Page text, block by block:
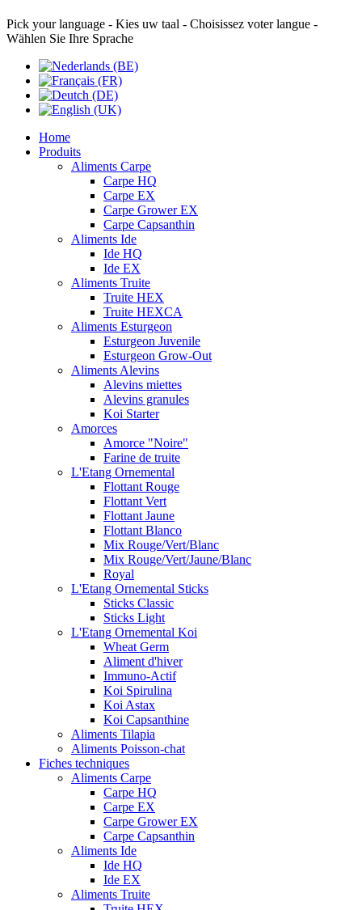
Pick your language - Kies uw taal - Choisissez voter langue -
Wählen Sie Ihre Sprache
Home
Produits
Aliments Carpe
Carpe HQ
Carpe EX
Carpe Grower EX
Carpe Capsanthin
Aliments Ide
Ide HQ
Ide EX
Aliments Truite
Truite HEX
Truite HEXCA
Aliments Esturgeon
Esturgeon Juvenile
Esturgeon Grow-Out
Aliments Alevins
Alevins miettes
Alevins granules
Koi Starter
Amorces
Amorce "Noire"
Farine de truite
L'Etang Ornemental
Flottant Rouge
Flottant Vert
Flottant Jaune
Flottant Blanco
Mix Rouge/Vert/Blanc
Mix Rouge/Vert/Jaune/Blanc
Royal
L'Etang Ornemental Sticks
Sticks Classic
Sticks Light
L'Etang Ornemental Koi
Wheat Germ
Aliment d'hiver
Immuno-Actif
Koi Spirulina
Koi Astax
Koi Capsanthine
Aliments Tilapia
Aliments Poisson-chat
Fiches techniques
Aliments Carpe
Carpe HQ
Carpe EX
Carpe Grower EX
Carpe Capsanthin
Aliments Ide
Ide HQ
Ide EX
Aliments Truite